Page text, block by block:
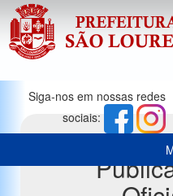
Siga-nos em nossas redes
sociais: